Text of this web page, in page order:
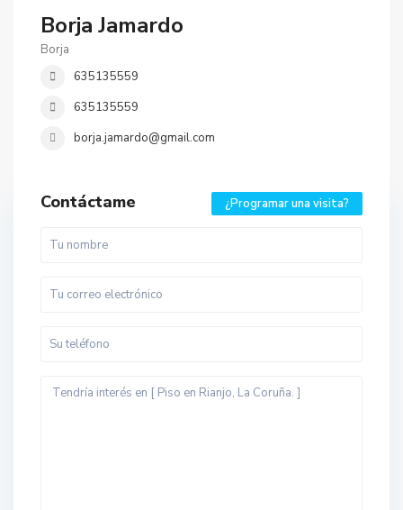
Borja Jamardo
Borja
635135559
635135559
borja.jamardo@gmail.com
Contáctame ¿Programar una visita?